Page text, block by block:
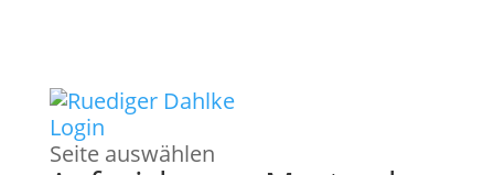
Login
Seite auswählen